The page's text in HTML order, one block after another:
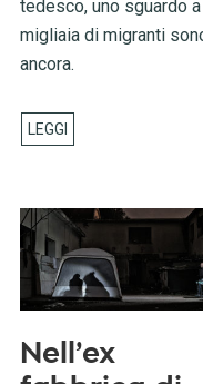
tedesco, uno sguardo
migliaia di migranti
ancora.
Nell’ex